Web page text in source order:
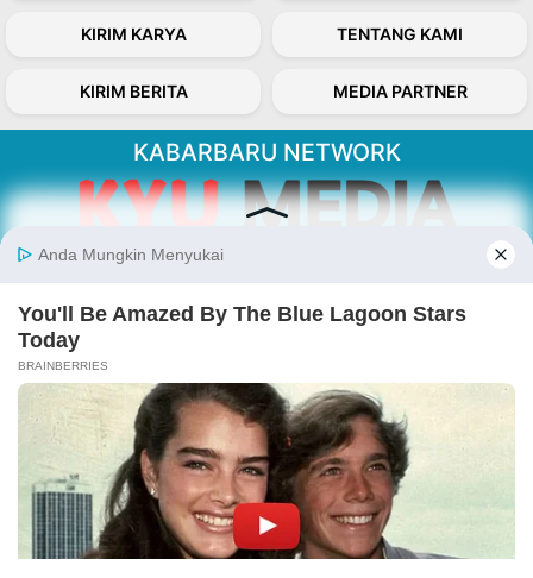
KIRIM KARYA TENTANG KAMI
KIRIM BERITA MEDIA PARTNER
KABARBARU NETWORK
Follow Kabarbaru